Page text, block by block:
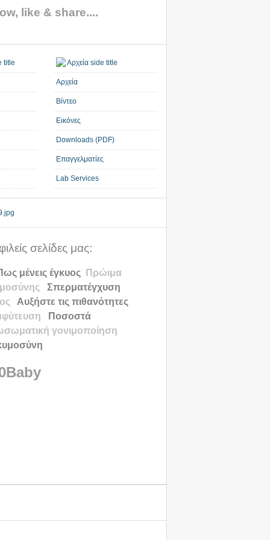
like & share....
Αρχεία
Βίντεο
Εικόνες
Downloads (PDF)
Επαγγελματίες
Lab Services
σελίδες μας:
μένεις έγκυος
Πρώιμα
Σπερματέγχυση
Αυξήστε τις πιθανότητες
Ποσοστά
γονιμοποίηση